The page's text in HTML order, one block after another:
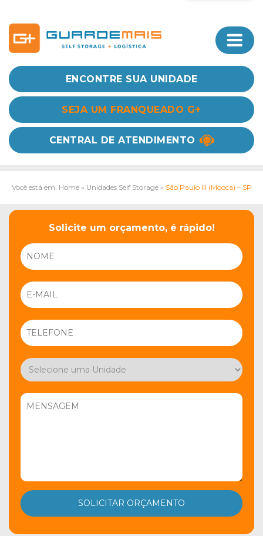
ENCONTRE SUA UNIDADE
SEJA UM FRANQUEADO G+
CENTRAL DE ATENDIMENTO
Você está em: Home» Unidades Self Storage» São Paulo III (Mooca) – SP
Solicite um orçamento, é rápido!